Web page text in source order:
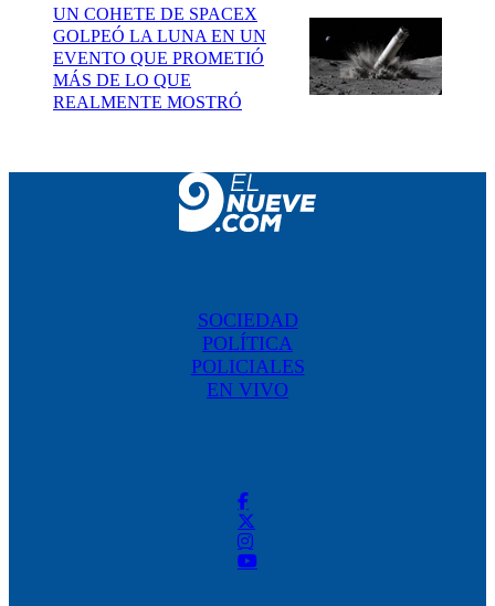
UN COHETE DE SPACEX
GOLPEÓ LA LUNA EN UN
EVENTO QUE PROMETIÓ
MÁS DE LO QUE
REALMENTE MOSTRÓ
SOCIEDAD
POLÍTICA
POLICIALES
EN VIVO